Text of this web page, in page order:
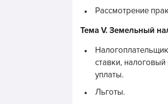
Рассмотрение
Тема V. Земельный
ставки,
уплаты.
Льготы.